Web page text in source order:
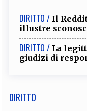
DIRITTO / Il
illustre
DIRITTO / La
giudizi di
DIRITTO